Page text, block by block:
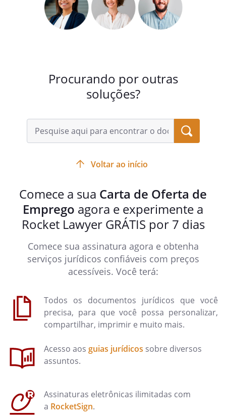
Procurando por outras
soluções?
Voltar ao início
Comece a sua Carta de Oferta de
Emprego agora e experimente a
Rocket Lawyer GRÁTIS por 7 dias
Comece sua assinatura agora e obtenha
serviços jurídicos confiáveis com preços
acessíveis. Você terá:
Todos os documentos jurídicos que você
precisa, para que você possa personalizar,
compartilhar, imprimir e muito mais.
Acesso aos guias jurídicos sobre diversos
assuntos.
Assinaturas eletrônicas ilimitadas com
a RocketSign.